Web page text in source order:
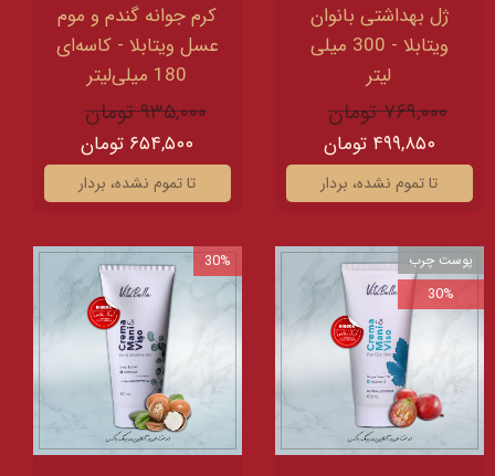
ژل بهداشتی بانوان
ویتابلا - 300 میلی
لیتر
۷۶۹,۰۰۰ تومان
۴۹۹,۸۵۰ تومان
تا تموم نشده، بردار
کرم جوانه گندم و موم
عسل ویتابلا - کاسه‌ای
180 میلی‌لیتر
۹۳۵,۰۰۰ تومان
۶۵۴,۵۰۰ تومان
تا تموم نشده، بردار
پوست چرب
30%
30%